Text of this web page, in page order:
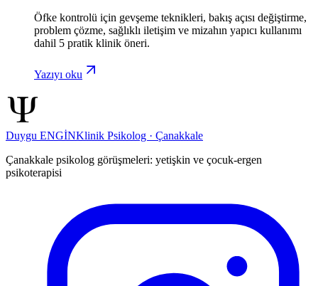
Öfke kontrolü için gevşeme teknikleri, bakış açısı değiştirme,
problem çözme, sağlıklı iletişim ve mizahın yapıcı kullanımı
dahil 5 pratik klinik öneri.
Yazıyı oku
Duygu ENGİNKlinik Psikolog · Çanakkale
Çanakkale psikolog görüşmeleri: yetişkin ve çocuk-ergen
psikoterapisi